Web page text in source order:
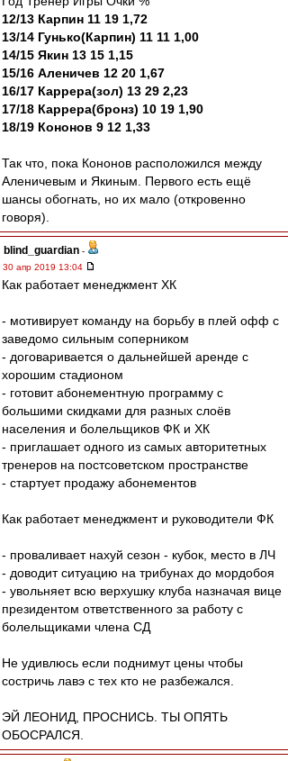
12/13 Карпин 11 19 1,72
13/14 Гунько(Карпин) 11 11 1,00
14/15 Якин 13 15 1,15
15/16 Аленичев 12 20 1,67
16/17 Каррера(зол) 13 29 2,23
17/18 Каррера(бронз) 10 19 1,90
18/19 Кононов 9 12 1,33
Так что, пока Кононов расположился между
Аленичевым и Якиным. Первого есть ещё
шансы обогнать, но их мало (откровенно
говоря).
blind_guardian -
30 апр 2019 13:04
Как работает менеджмент ХК
- мотивирует команду на борьбу в плей офф с
заведомо сильным соперником
- договаривается о дальнейшей аренде с
хорошим стадионом
- готовит абонементную программу с
большими скидками для разных слоёв
населения и болельщиков ФК и ХК
- приглашает одного из самых авторитетных
тренеров на постсоветском пространстве
- стартует продажу абонементов
Как работает менеджмент и руководители ФК
- проваливает нахуй сезон - кубок, место в ЛЧ
- доводит ситуацию на трибунах до мордобоя
- увольняет всю верхушку клуба назначая вице
президентом ответственного за работу с
болельщиками члена СД
Не удивлюсь если поднимут цены чтобы
состричь лавэ с тех кто не разбежался.
ЭЙ ЛЕОНИД, ПРОСНИСЬ. ТЫ ОПЯТЬ
ОБОСРАЛСЯ.